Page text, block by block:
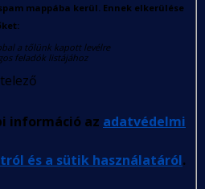
mappába kerül. Ennek elkerülése
a tőlünk kapott levélre
feladók listájához
információ az adatvédelmi
és a sütik használatáról.